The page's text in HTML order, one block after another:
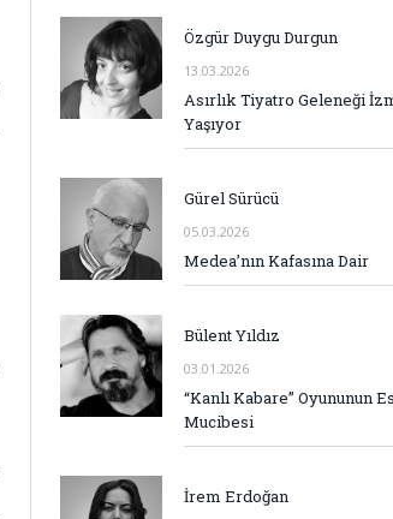
Özgür Duygu Durgun
13.03.2026
Asırlık Tiyatro Geleneği
Yaşıyor
Gürel Sürücü
05.03.2026
Medea’nın Kafasına Dair
Bülent Yıldız
03.01.2026
“Kanlı Kabare” Oyununun
Mucibesi
İrem Erdoğan